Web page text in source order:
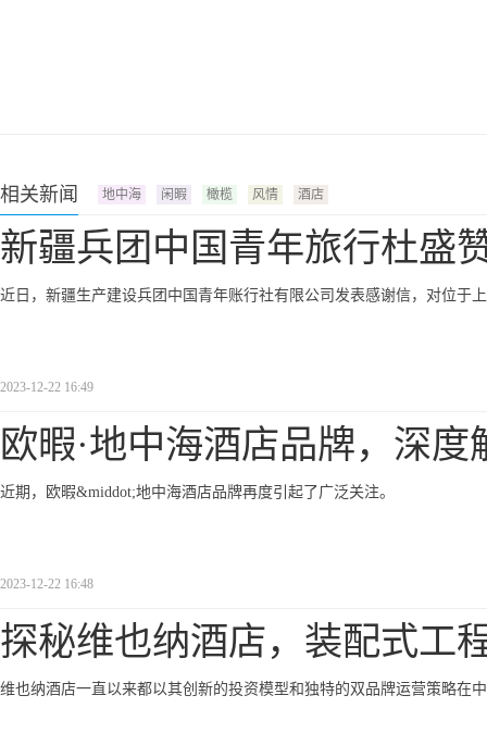
相关新闻 地中海 闲暇 橄榄 风情 酒店
新疆兵团中国青年旅行杜盛
近日，新疆生产建设兵团中国青年账行社有限公司发表感谢信，对位于
2023-12-22 16:49
欧暇·地中海酒店品牌，深度
近期，欧暇&middot;地中海酒店品牌再度引起了广泛关注。
2023-12-22 16:48
探秘维也纳酒店，装配式工
维也纳酒店一直以来都以其创新的投资模型和独特的双品牌运营策略在